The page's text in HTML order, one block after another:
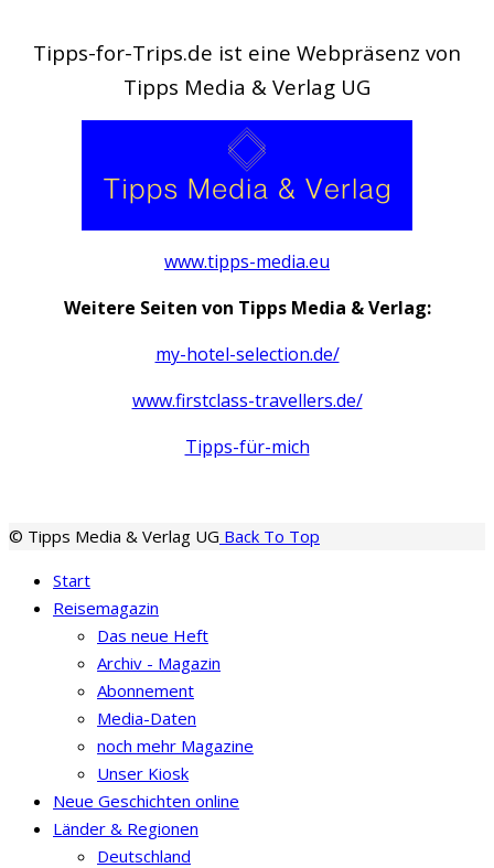
Tipps-for-Trips.de ist eine Webpräsenz von
Tipps Media & Verlag UG
www.tipps-media.eu
Weitere Seiten von Tipps Media & Verlag:
my-hotel-selection.de/
www.firstclass-travellers.de/
Tipps-für-mich
© Tipps Media & Verlag UG Back To Top
Start
Reisemagazin
Das neue Heft
Archiv - Magazin
Abonnement
Media-Daten
noch mehr Magazine
Unser Kiosk
Neue Geschichten online
Länder & Regionen
Deutschland